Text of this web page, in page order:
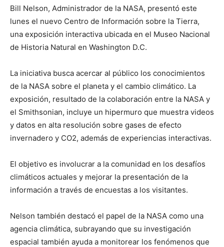
Bill Nelson, Administrador de la NASA, presentó este
lunes el nuevo Centro de Información sobre la Tierra,
una exposición interactiva ubicada en el Museo Nacional
de Historia Natural en Washington D.C.
La iniciativa busca acercar al público los conocimientos
de la NASA sobre el planeta y el cambio climático. La
exposición, resultado de la colaboración entre la NASA y
el Smithsonian, incluye un hipermuro que muestra videos
y datos en alta resolución sobre gases de efecto
invernadero y CO2, además de experiencias interactivas.
El objetivo es involucrar a la comunidad en los desafíos
climáticos actuales y mejorar la presentación de la
información a través de encuestas a los visitantes.
Nelson también destacó el papel de la NASA como una
agencia climática, subrayando que su investigación
espacial también ayuda a monitorear los fenómenos que